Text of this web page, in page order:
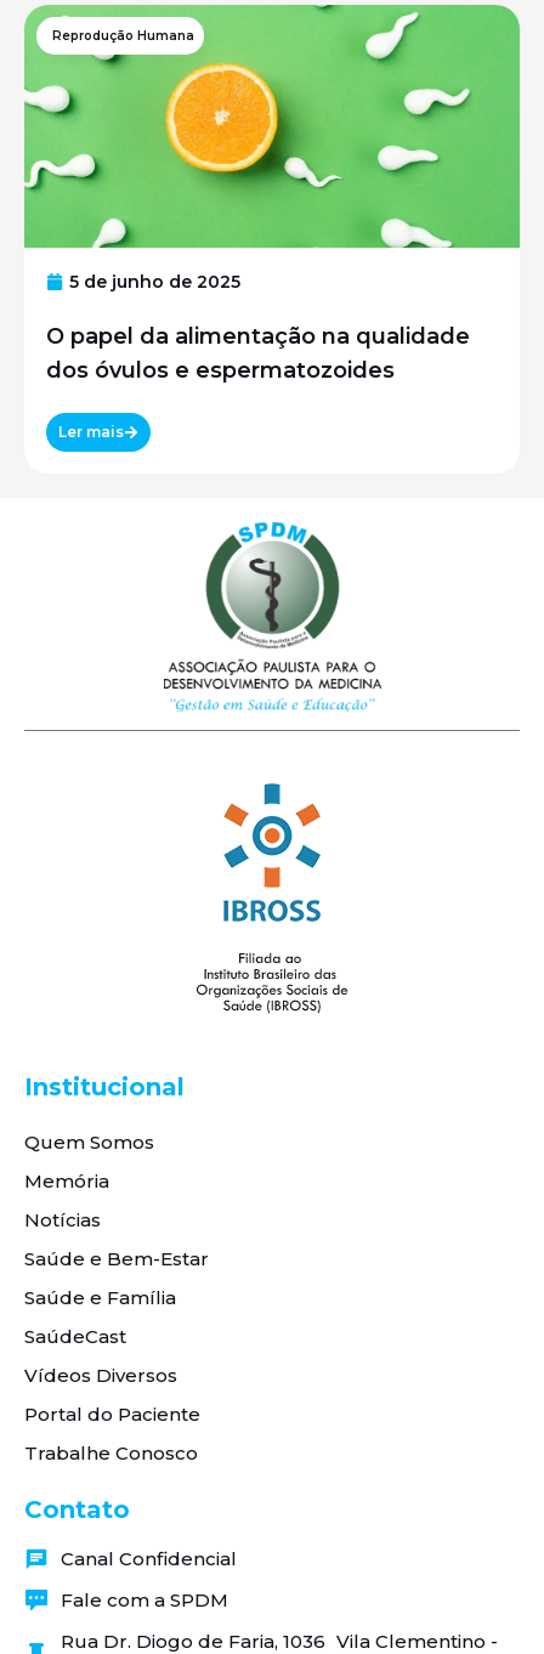
Reprodução Humana
5 de junho de 2025
O papel da alimentação na qualidade
dos óvulos e espermatozoides
Ler mais
Institucional
Quem Somos
Memória
Notícias
Saúde e Bem-Estar
Saúde e Família
SaúdeCast
Vídeos Diversos
Portal do Paciente
Trabalhe Conosco
Contato
Canal Confidencial
Fale com a SPDM
Rua Dr. Diogo de Faria, 1036 Vila Clementino -